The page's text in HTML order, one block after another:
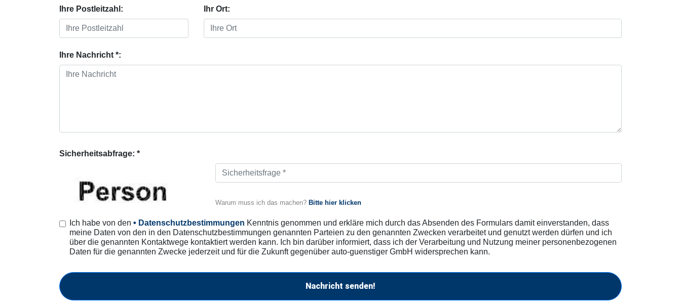
Ihre Postleitzahl: Ihr Ort:
Ihre Nachricht *:
Sicherheitsabfrage: *
Warum muss ich das machen? Bitte hier klicken
Ich habe von den • Datenschutzbestimmungen Kenntnis genommen und erkläre mich durch das Absenden des Formulars damit einverstanden, dass
meine Daten von den in den Datenschutzbestimmungen genannten Parteien zu den genannten Zwecken verarbeitet und genutzt werden dürfen und ich
über die genannten Kontaktwege kontaktiert werden kann. Ich bin darüber informiert, dass ich der Verarbeitung und Nutzung meiner personenbezogenen
Daten für die genannten Zwecke jederzeit und für die Zukunft gegenüber auto-guenstiger GmbH widersprechen kann.
Nachricht senden!